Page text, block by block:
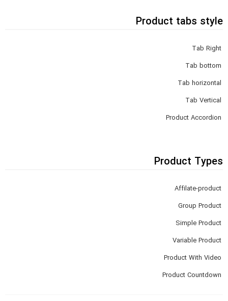
Product tabs style
Tab Right
Tab bottom
Tab horizontal
Tab Vertical
Product Accordion
Product Types
Affilate-product
Group Product
Simple Product
Variable Product
Product With Video
Product Countdown